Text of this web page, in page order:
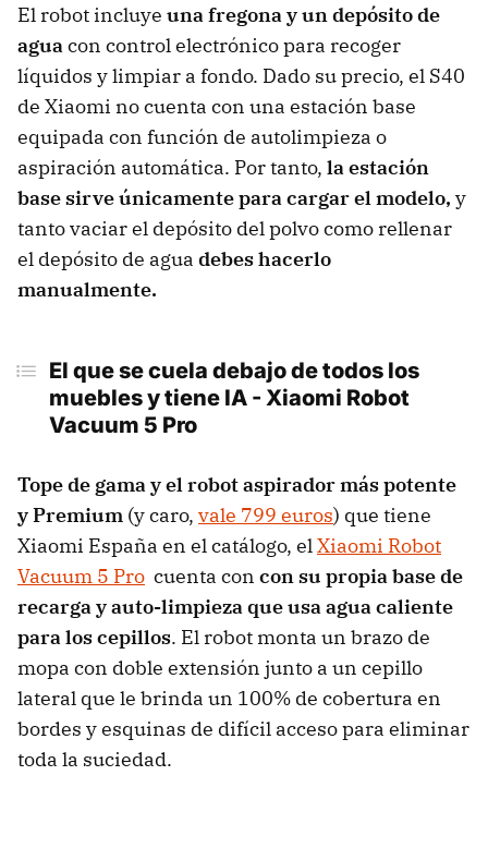
El robot incluye una fregona y un depósito de
aguacon control electrónico para recoger
líquidos y limpiar a fondo. Dado su precio, el S40
de Xiaomi no cuenta con una estación base
equipada con función de autolimpieza o
aspiración automática. Por tanto, la estación
base sirve únicamente para cargar el modelo, y
tanto vaciar el depósito del polvo como rellenar
el depósito de agua debes hacerlo
manualmente.
El que se cuela debajo de todos los
muebles y tiene IA - Xiaomi Robot
Vacuum 5 Pro
Tope de gama y el robot aspirador más potente
y Premium (y caro, vale 799 euros) que tiene
Xiaomi España en el catálogo, elXiaomi Robot
Vacuum 5 Pro cuenta con con su propia base de
recarga y auto-limpieza que usa agua caliente
para los cepillos. El robot monta un brazo de
mopa con doble extensión junto a un cepillo
lateral que le brinda un 100% de cobertura en
bordes y esquinas de difícil acceso para eliminar
toda la suciedad.